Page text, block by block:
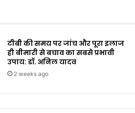
टीबी की समय पर जांच और पूरा इलाज
ही बीमारी से बचाव का सबसे प्रभावी
उपाय: डॉ. अनिल यादव
2 weeks ago